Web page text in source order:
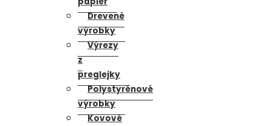
Drevené
výrobky
Výrezy
z
preglejky
Polystyrénové
výrobky
Kovové